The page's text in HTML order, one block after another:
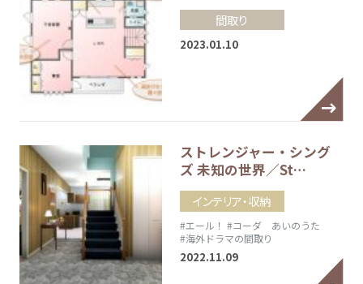
間取り
2023.01.10
ストレンジャー・シング
ズ 未知の世界／St…
インテリア・収納
#エール！ #コーダ あいのうた
#海外ドラマの間取り
2022.11.09